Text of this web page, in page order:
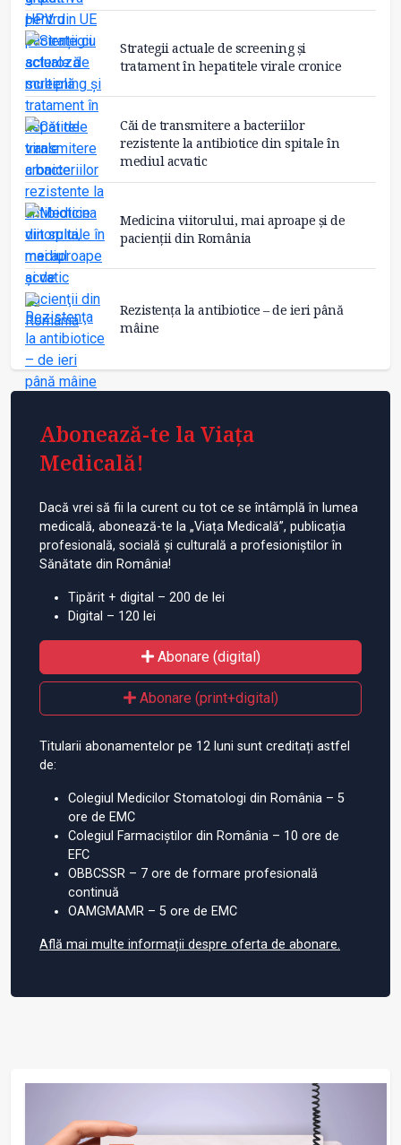
Strategii actuale de screening și
tratament în hepatitele virale cronice
Căi de transmitere a bacteriilor
rezistente la antibiotice din spitale în
mediul acvatic
Medicina viitorului, mai aproape și de
pacienţii din România
Rezistenţa la antibiotice – de ieri până
mâine
Abonează-te la Viața
Medicală!
Dacă vrei să fii la curent cu tot ce se întâmplă în lumea
medicală, abonează-te la „Viața Medicală”, publicația
profesională, socială și culturală a profesioniștilor în
Sănătate din România!
Tipărit + digital – 200 de lei
Digital – 120 lei
Abonare (digital)
Abonare (print+digital)
Titularii abonamentelor pe 12 luni sunt creditați astfel
de:
Colegiul Medicilor Stomatologi din România – 5
ore de EMC
Colegiul Farmaciștilor din România – 10 ore de
EFC
OBBCSSR – 7 ore de formare profesională
continuă
OAMGMAMR – 5 ore de EMC
Află mai multe informații despre oferta de abonare.